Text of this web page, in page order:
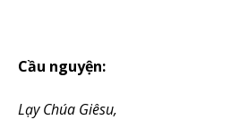
Cầu nguyện:
Lạy Chúa Giêsu,